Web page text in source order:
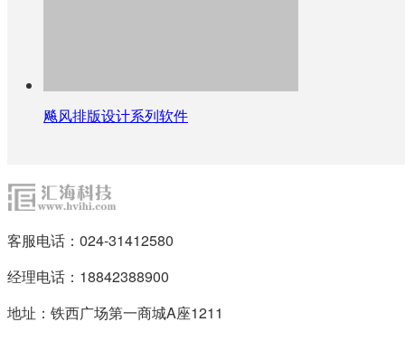
飚风排版设计系列软件
客服电话：024-31412580
经理电话：18842388900
地址：铁西广场第一商城A座1211